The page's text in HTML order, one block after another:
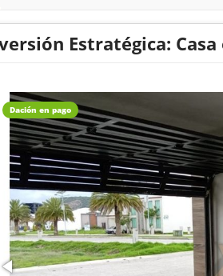
Estratégica:
Dación en pago